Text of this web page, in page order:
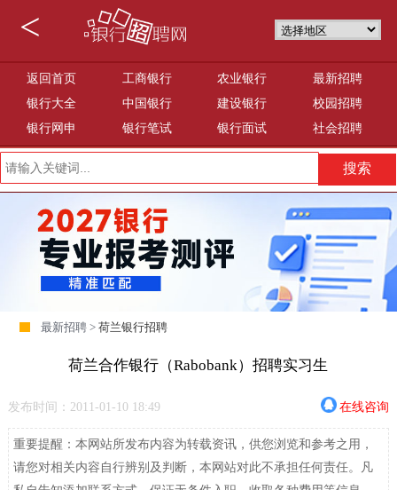
<
返回首页 工商银行 农业银行
最新招聘
银行大全
中国银行 建设银行
校园招聘
银行网申
银行笔试 银行面试 社会招聘
最新招聘 >荷兰银行招聘
荷兰合作银行（Rabobank）招聘实习生
发布时间：2011-01-10 18:49 在线咨询
重要提醒：本网站所发布内容为转载资讯，供您浏览和参考之用，
请您对相关内容自行辨别及判断，本网站对此不承担任何责任。凡